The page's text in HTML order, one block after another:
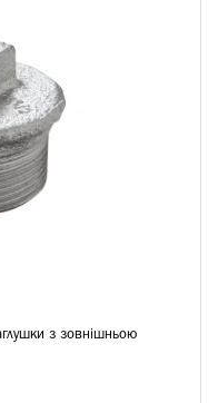
з зовнішньою